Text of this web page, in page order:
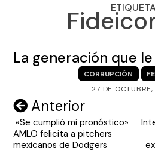
OPINIÓN
ENGLISH
VIDEOS
La generación que
CORRUPCIÓN
27 DE
Navegación
de
entradas
Anterior
«Se cumplió mi pronóstico»
AMLO felicita a pitchers
mexicanos de Dodgers